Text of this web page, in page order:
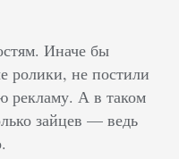
Иначе бы
ролики, не постили
рекламу. А в таком
зайцев — ведь